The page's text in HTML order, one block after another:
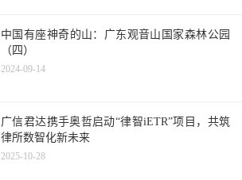
中国有座神奇的山：广东观音山国家森林公园
（四）
2024-09-14
广信君达携手奥哲启动“律智iETR”项目，共筑
律所数智化新未来
2025-10-28